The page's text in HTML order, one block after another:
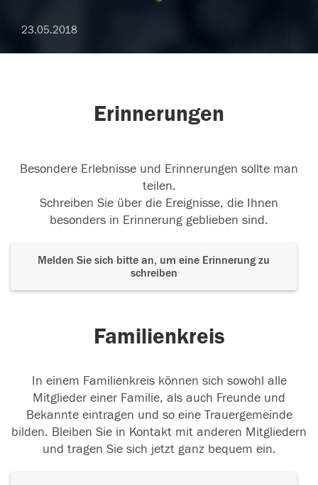
23.05.2018
Erinnerungen
Besondere Erlebnisse und Erinnerungen sollte man
teilen.
Schreiben Sie über die Ereignisse, die Ihnen
besonders in Erinnerung geblieben sind.
Melden Sie sich bitte an, um eine Erinnerung zu
schreiben
Familienkreis
In einem Familienkreis können sich sowohl alle
Mitglieder einer Familie, als auch Freunde und
Bekannte eintragen und so eine Trauergemeinde
bilden. Bleiben Sie in Kontakt mit anderen Mitgliedern
und tragen Sie sich jetzt ganz bequem ein.